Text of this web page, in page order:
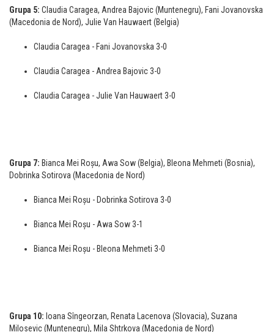
Grupa 5: Claudia Caragea, Andrea Bajovic (Muntenegru), Fani Jovanovska
(Macedonia de Nord), Julie Van Hauwaert (Belgia)
Claudia Caragea - Fani Jovanovska 3-0
Claudia Caragea - Andrea Bajovic 3-0
Claudia Caragea - Julie Van Hauwaert 3-0
Grupa 7: Bianca Mei Roșu, Awa Sow (Belgia), Bleona Mehmeti (Bosnia),
Dobrinka Sotirova (Macedonia de Nord)
Bianca Mei Roșu - Dobrinka Sotirova 3-0
Bianca Mei Roșu - Awa Sow 3-1
Bianca Mei Roșu - Bleona Mehmeti 3-0
Grupa 10: Ioana Sîngeorzan, Renata Lacenova (Slovacia), Suzana
Milosevic (Muntenegru), Mila Shtrkova (Macedonia de Nord)